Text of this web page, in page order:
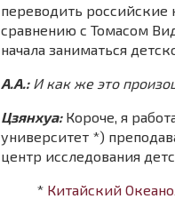
переводить
сравнению с Томасом
начала заниматься
А.А.:И как же это
Цзянхуа: Короче, я
университет *)
центр исследования
* Китайский